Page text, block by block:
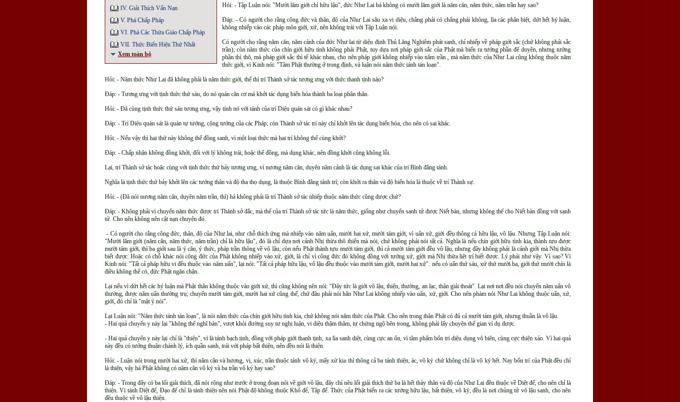
IV. Giải Thích Vấn Nạn
V. Phá Chấp Pháp
VI. Phá Các Thừa Giáo Chấp Pháp
VII. Thức Biến Hiện Thứ Nhất
Xem toàn bộ
Hỏi: - Tập Luận nói: "Mười lăm giới chỉ hữu lậu", đức Như Lai há không có mười lăm giới là năm căn, năm thức, năm trần hay sao?
Ðáp: - Có người cho rằng công đức và thân, độ của Như Lai sâu xa vi diệu, chẳng phải có chẳng phải không, lìa các phân biệt, dứt hết hý luận,
không nhiếp vào các pháp môn giới, xứ, nên không trái với Tập Luận nói.
Có người cho rằng năm căn, năm cảnh của đức Như lai từ diệu định Thủ Lăng Nghiêm phát sanh, chỉ nhiếp về pháp giới sắc (chứ không phải sắc
trần); còn năm thức của chín giới hữu tình không phải Phật, tuy dựa nơi pháp giới sắc của Phật mà biến ra tướng phần để duyên, nhưng tướng
phần thì thô, mà pháp giới sắc thì tế khác nhau, cho nên pháp giới không nhiếp vào năm trần , mà năm thức của Như Lai cũng không thuộc năm
thức giới, vì Kinh nói: "Tâm Phật thường ở trong định, và luận nói năm thức tánh tán loạn".
Hỏi: - Năm thức Như Lai đã không phải là năm thức giới, thế thì trí Thành sở tác tương ưng với thức thanh tịnh nào?
Ðáp: - Tương ưng với tịnh thức thứ sáu, do nó quán căn cơ mà khởi tác dụng biến hóa thành ba loại phân thân.
Hỏi: - Ðã cùng tịnh thức thứ sáu tương ưng, vậy tính nó với tánh của trí Diệu quán sát có gì khác nhau?
Ðáp: - Trí Diệu quán sát là quán tự tướng, cộng tướng của các Pháp; còn Thành sở tác trí này chỉ khởi lên tác dụng biến hóa, cho nên có sai khác.
Hỏi: - Nếu vậy thì hai thứ này không thể đồng sanh, vì một loại thức mà hai trí không thể cùng khởi?
Ðáp: - Chấp nhận không đồng khởi, đối với lý không trái; hoặc thể đồng, mà dụng khác, nên đồng khởi cũng không lỗi.
Lại, trí Thành sở tác hoặc cùng với tịnh thức thứ bảy tương ưng, vì nương năm căn, duyên năm cảnh là tác dụng sai khác của trí Bình đẳng tánh.
Nghĩa là tịnh thức thứ bảy khởi lên các tướng thân và độ tha thọ dụng, là thuộc Bình đẳng tánh trí; còn khởi ra thân và độ biến hóa là thuộc về trí Thành sự.
Hỏi: - (Ðã nói nương năm căn, duyên năm trần, thì) há không phải là trí Thành sở tác nhiếp thuộc năm thức cũng được chứ?
Ðáp: - Không phải vì chuyển năm thức được trí Thành sở đắc, mà thể của trí Thành sở tác tức là năm thức, giống như chuyển sanh tử được Niết bàn, nhưng không thể cho Niết bàn đồng với sanh
tử. Cho nên không nên cật nạn chuyện đó.
- Có người cho rằng công đức, thân, độ của Như lai, như chỗ thích ứng mà nhiếp vào năm uẩn, mười hai xứ, mười tám giới, vì uẩn xứ, giới đều thông cả hữu lậu, vô lậu. Nhưng Tập Luận nói:
"Mười lăm giới (năm căn, năm thức, năm trần) chỉ là hữu lậu", đó là chỉ dựa nơi cảnh Nhị thừa thô thiển mà nói, chứ không phải nói tất cả. Nghĩa là nếu chín giới hữu tình kia, thành tựu được
mười tám giới, thì ba giới sau là ý căn, ý thức, pháp trần thông về vô lậu; còn nếu Phật thành tựu mười tám giới, thì cả mười tám giới đều vô lậu, nhưng đây không phải là cảnh giới mà Nhị thừa
biết được. Hoặc có chỗ khác nói công đức của Phật không nhiếp vào xứ, giới, là chỉ vì công đức đó không đồng với tướng xứ, giới mà Nhị thừa liệt trí biết được. Lý phải như vậy. Vì sao? Vì
Kinh nói: "Tất cả pháp hữu vi đều thuộc vào năm uẩn", lại nói: "Tất cả pháp hữu lậu, vô lậu đều thuộc vào mười tám giới, mười hai xứ". nếu có uẩn thứ sáu, xứ thứ mười ba, giới thứ mười chín là
điều không thể có, đức Phật ngăn chận.
Lại nếu vì dứt hết các hý luận mà Phật thân không thuộc vào giới xứ, thì cũng không nên nói: "Ðây tức là giới vô lậu, thiện, thường, an lạc, thân giải thoát". Lại nơi nơi đều nói chuyển năm uẩn vô
thường, được năm uẩn thường trụ; chuyển mười tám giới, mười hai xứ cũng thế, chứ đâu phải nói hẳn Như Lai không nhiếp vào uẩn, xứ, giới. Cho nên phàm nói Như Lai không thuộc uẩn, xứ,
giới, đó chỉ là "mật ý nói".
Lại Luận nói: "Năm thức tánh tán loạn", là nói năm thức của chín giới hữu tình kia, chứ không nói năm thức của Phât. Cho nên trong thân Phật có đủ cả mười tám giới, nhưng thuần là vô lậu.
- Hai quả chuyển y này lại "không thể nghĩ bàn", vượt khỏi đường suy tư nghị luận, vi diệu thậm thâm, tự chứng ngộ bên trong, không phải lấy chuyện thế gian ví dụ được.
- Hai quả chuyển y này lại chỉ là "thiện", vì là tánh bạch tịnh, đồng với pháp giới thanh tịnh, xa lìa sanh diệt, cùng cực an ổn, vì tâm phẩm bốn trí diệu dụng vô biên, cùng cực thiện xảo. Vì hai quả
này đều có tướng thuận chánh lý, ích quần sanh, trái với pháp bất thiện, nên đều nói là thiện.
Hỏi: - Luận nói trong mười hai xứ, thì năm căn và hương, vị, xúc, trần thuộc tánh vô ký, mấy xứ kia thì thông cả ba tánh thiện, ác, vô ký chứ không chỉ là vô ký hết. Nay bốn trí của Phật đều chỉ
là thiện, vậy há Phật không có năm căn vô ký và ba trần vô ký hay sao?
Ðáp: - Trong đây có ba lối giải thích, đã nói rộng như trước ở trong đoạn nói về giới vô lậu, đây chỉ nêu lối giải thích thứ ba là hết thảy thân và độ của Như Lai đều thuộc về Diệt đế, cho nên chỉ là
thiện. Vì tánh Diệt đế, Ðạo đế chỉ là tánh thiện nên nói Phật độ không thuộc Khổ đế, Tập đế. Thức của Phật biến ra các tướng hữu lậu, bất thiện, vô ký, đều là nơi chủng tử vô lậu sanh, cho nên
đều thuộc về vô lậu thiện.